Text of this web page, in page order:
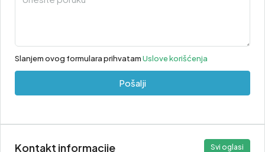
Slanjem ovog formulara prihvatamUslove korišćenja
Pošalji
Kontakt informacije Svi oglasi